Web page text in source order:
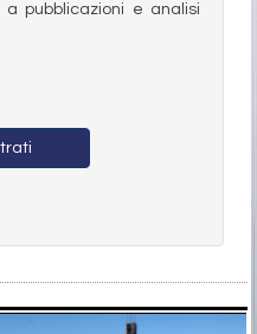
pubblicazioni e analisi